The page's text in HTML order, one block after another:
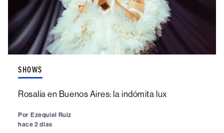
SHOWS
Rosalía en Buenos Aires: la indómita lux
Por Ezequiel Ruiz
hace 2 días